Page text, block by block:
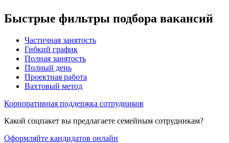
Быстрые фильтры подбора вакансий
Частичная занятость
Гибкий график
Полная занятость
Полный день
Проектная работа
Вахтовый метод
Корпоративная поддержка сотрудников
Какой соцпакет вы предлагаете семейным сотрудникам?
Оформляйте кандидатов онлайн